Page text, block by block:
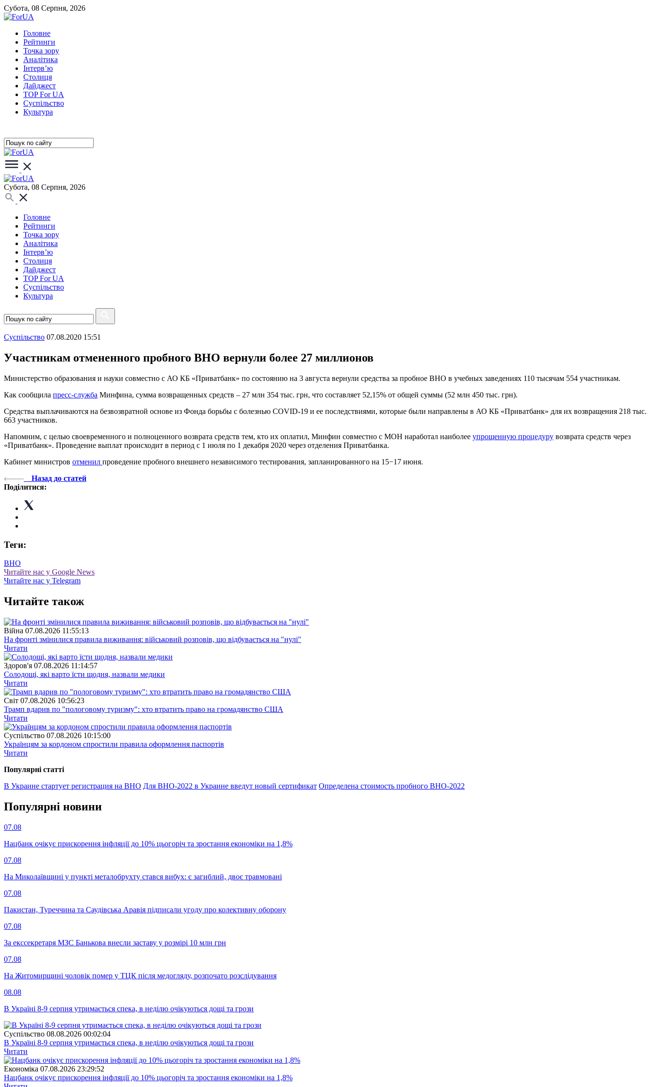
Субота, 08 Серпня, 2026
Головне
Рейтинги
Точка зору
Аналітика
Інтерв’ю
Столиця
Дайджест
TOP For UA
Суспiльство
Культура
Субота, 08 Серпня, 2026
Головне
Рейтинги
Точка зору
Аналітика
Інтерв’ю
Столиця
Дайджест
TOP For UA
Суспiльство
Культура
Суспiльство 07.08.2020 15:51
Участникам отмененного пробного ВНО вернули более 27 миллионов
Министерство образования и науки совместно с АО КБ «Приватбанк» по состоянию на 3 августа вернули средства за пробное ВНО в учебных заведениях 110 тысячам 554 участникам.
Как сообщила пресс-служба Минфина, сумма возвращенных средств – 27 млн ​​354 тыс. грн, что составляет 52,15% от общей суммы (52 млн 450 тыс. грн).
Средства выплачиваются на безвозвратной основе из Фонда борьбы с болезнью COVID-19 и ее последствиями, которые были направлены в АО КБ «Приватбанк» для их возвращения 218 тыс.
663 участников.
Напомним, с целью своевременного и полноценного возврата средств тем, кто их оплатил, Минфин совместно с МОН наработал наиболее упрощенную процедуру возврата средств через
«Приватбанк». Проведение выплат происходит в период с 1 июля по 1 декабря 2020 через отделения Приватбанка.
Кабинет министров отменил проведение пробного внешнего независимого тестирования, запланированного на 15−17 июня.
Назад до статей
Поділитися:
Теги:
ВНО
Читайте нас у Google News
Читайте нас у Telegram
Читайте також
Війна 07.08.2026 11:55:13
На фронті змінилися правила виживання: військовий розповів, що відбувається на "нулі"
Читати
Здоров'я 07.08.2026 11:14:57
Солодощі, які варто їсти щодня, назвали медики
Читати
Свiт 07.08.2026 10:56:23
Трамп вдарив по "пологовому туризму": хто втратить право на громадянство США
Читати
Суспiльство 07.08.2026 10:15:00
Українцям за кордоном спростили правила оформлення паспортів
Читати
Популярнi статтi
В Украине стартует регистрация на ВНО Для ВНО-2022 в Украине введут новый сертификат Определена стоимость пробного ВНО-2022
Популярнi новини
07.08
Нацбанк очікує прискорення інфляції до 10% цьогоріч та зростання економіки на 1,8%
07.08
На Миколаївщині у пункті металобрухту стався вибух: є загиблий, двоє травмовані
07.08
Пакистан, Туреччина та Саудівська Аравія підписали угоду про колективну оборону
07.08
За екссекретаря МЗС Банькова внесли заставу у розмірі 10 млн грн
07.08
На Житомирщині чоловік помер у ТЦК після медогляду, розпочато розслідування
08.08
В Україні 8-9 серпня утримається спека, в неділю очікуються дощі та грози
Суспiльство 08.08.2026 00:02:04
В Україні 8-9 серпня утримається спека, в неділю очікуються дощі та грози
Читати
Економіка 07.08.2026 23:29:52
Нацбанк очікує прискорення інфляції до 10% цьогоріч та зростання економіки на 1,8%